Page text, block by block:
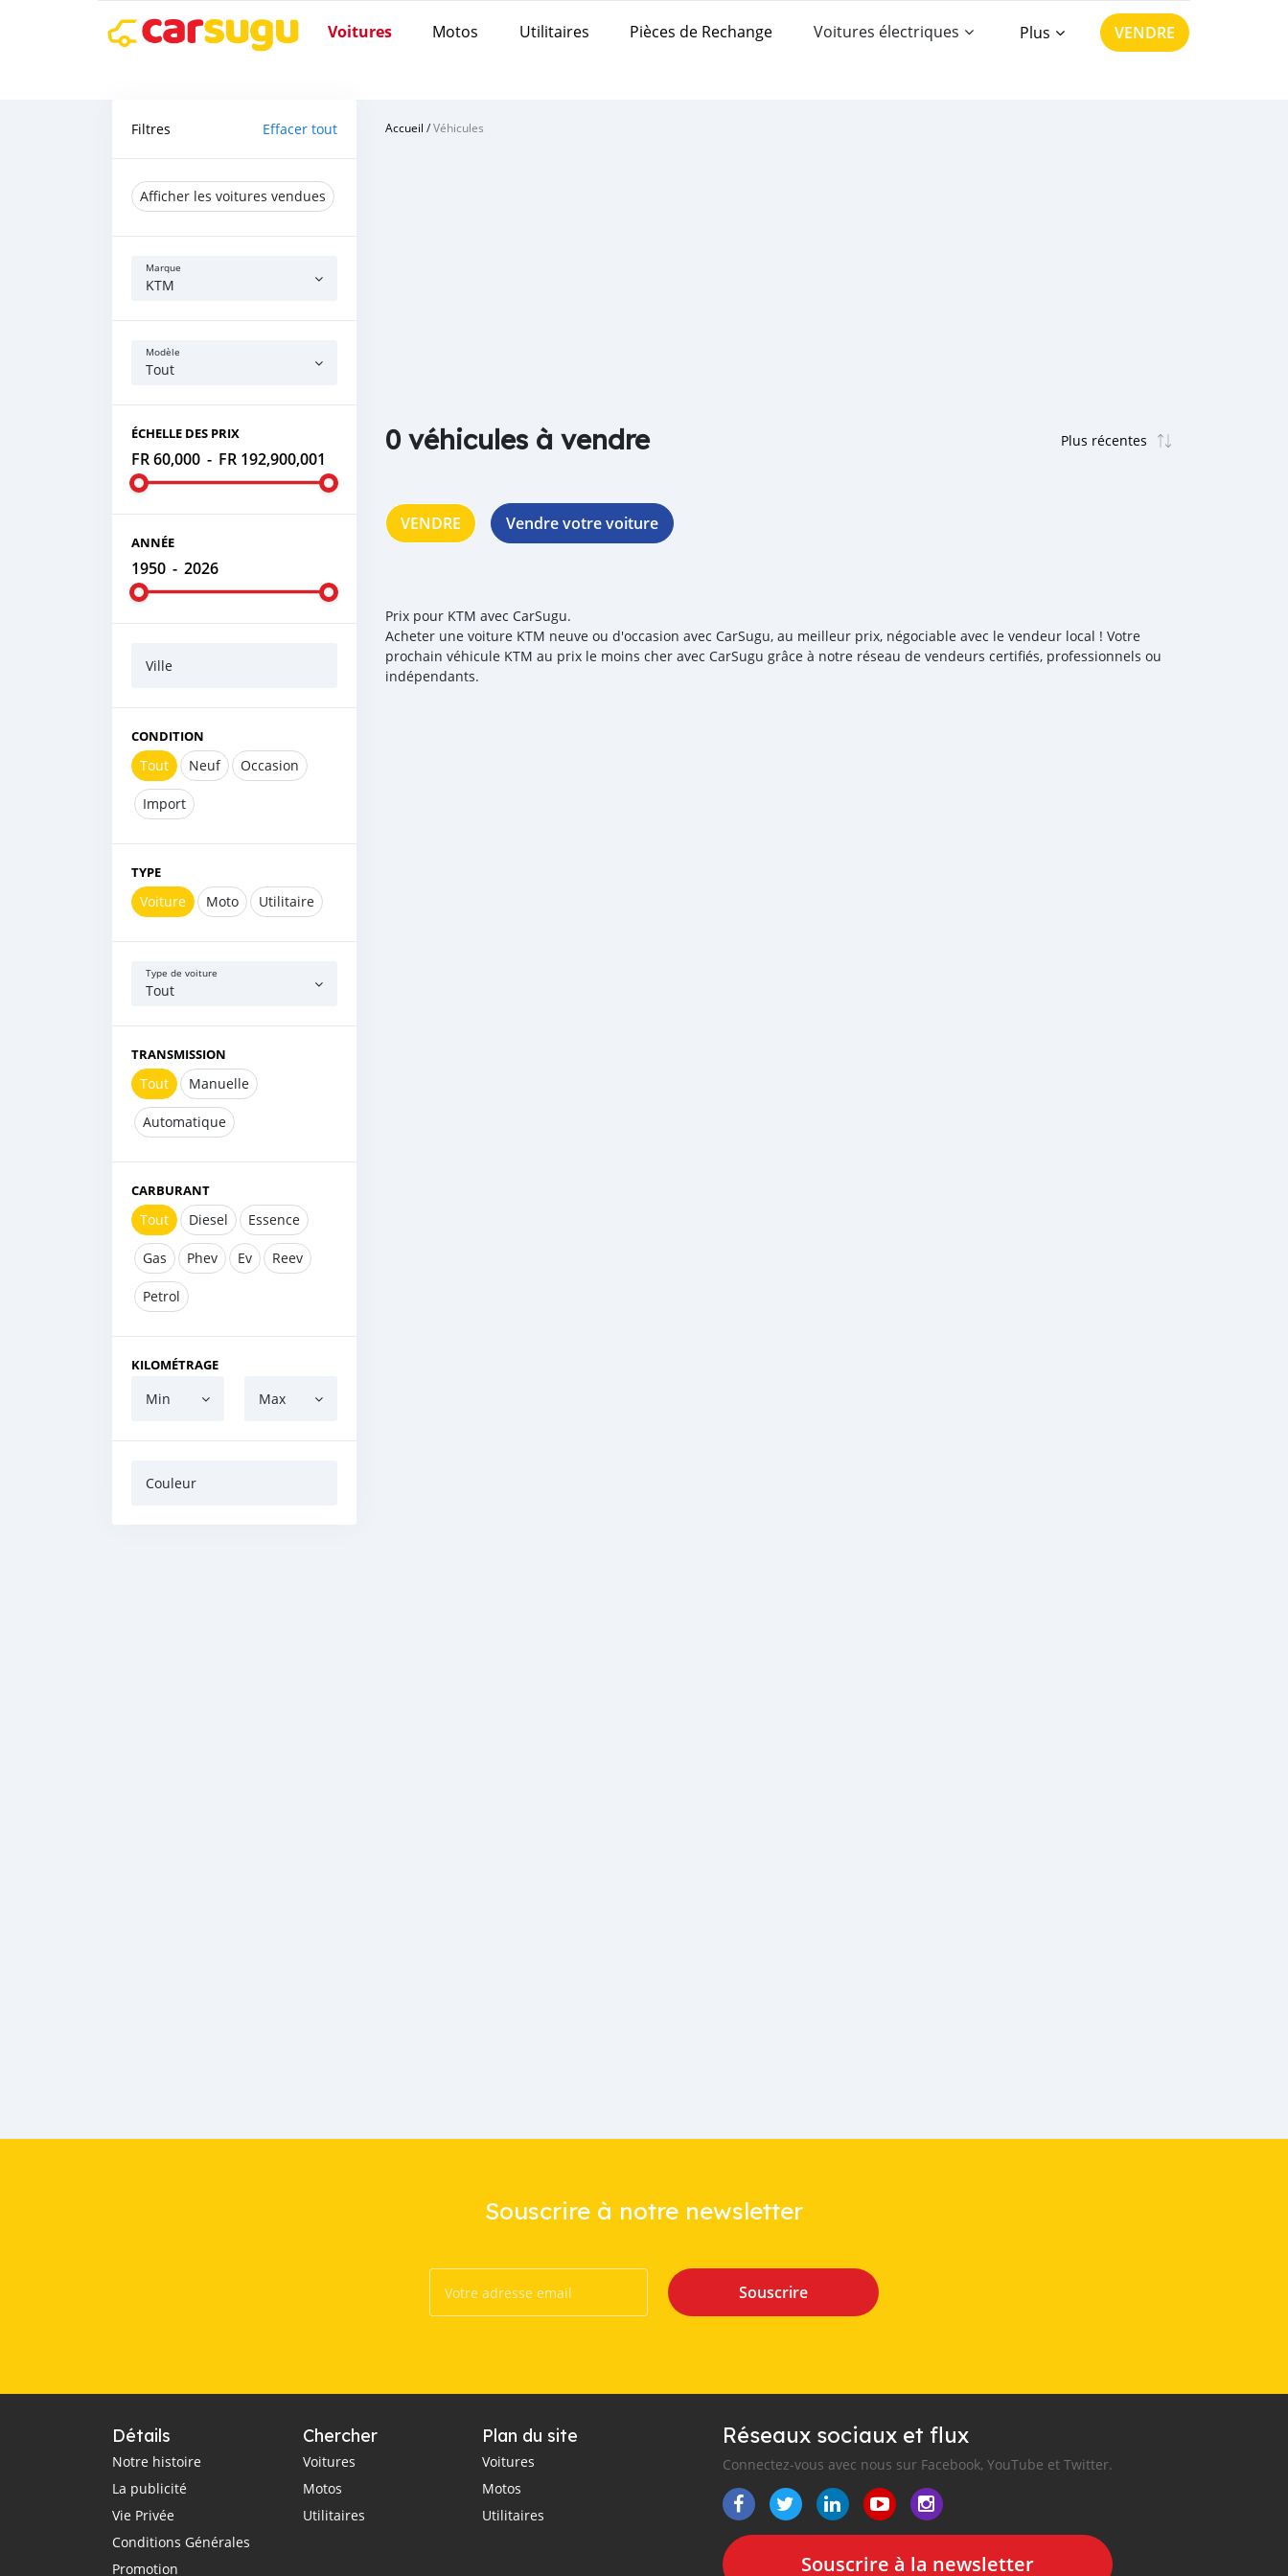
Voitures Motos Utilitaires Pièces de Rechange Voitures électriques Plus VENDRE
Filtres Effacer tout
Afficher les voitures vendues
Marque
KTM
Modèle
Tout
ÉCHELLE DES PRIX
FR 60,000 - FR 192,900,001
ANNÉE
1950 - 2026
Ville
CONDITION
Tout Neuf Occasion
Import
TYPE
Voiture Moto Utilitaire
Type de voiture
Tout
TRANSMISSION
Tout Manuelle
Automatique
CARBURANT
Tout Diesel Essence
Gas Phev Ev Reev
Petrol
KILOMÉTRAGE
Min Max
Couleur
Accueil /Véhicules
0 véhicules à vendre
VENDRE Vendre votre voiture
Prix pour KTM avec CarSugu.
Acheter une voiture KTM neuve ou d'occasion avec CarSugu, au meilleur prix, négociable avec le vendeur local ! Votre
prochain véhicule KTM au prix le moins cher avec CarSugu grâce à notre réseau de vendeurs certifiés, professionnels ou
indépendants.
Souscrire à notre newsletter
Souscrire
Détails
Notre histoire
La publicité
Vie Privée
Conditions Générales
Promotion
Chercher
Voitures
Motos
Utilitaires
Plan du site
Voitures
Motos
Utilitaires
Réseaux sociaux et flux
Connectez-vous avec nous sur Facebook, YouTube et Twitter.
Souscrire à la newsletter